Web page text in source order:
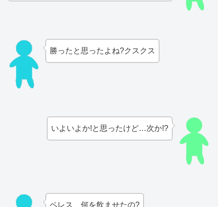
勝ったと思ったよね?クスクス
いよいよか!と思ったけど…次か!?
ペレス、何を飲ませたの?